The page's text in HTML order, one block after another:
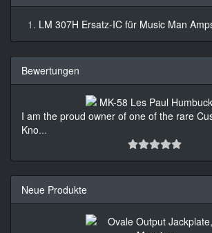
LM 307H Ersatz-IC für Music Man
Bewertungen
I am the proud owner of one of the rare
Kno...
Neue Produkte